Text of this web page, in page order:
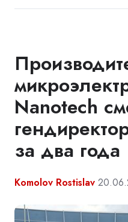
Nanotech
за два года
Komolov Rostislav